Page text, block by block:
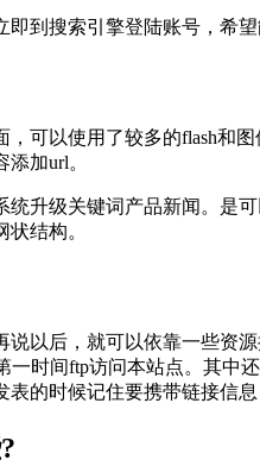
到搜索引擎登陆账号，希
可以使用了较多的flash和
加url。
统升级关键词产品新闻。是
结构。
以后，就可以依靠一些资
一时间ftp访问本站点。其
的时候记住要携带链接信